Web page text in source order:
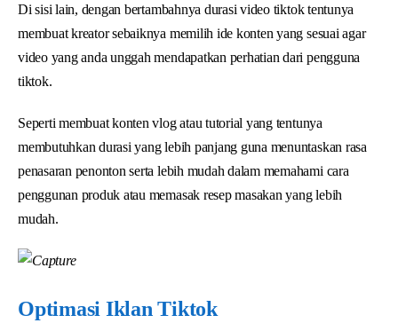
Di sisi lain, dengan bertambahnya durasi video tiktok tentunya
membuat kreator sebaiknya memilih ide konten yang sesuai agar
video yang anda unggah mendapatkan perhatian dari pengguna
tiktok.
Seperti membuat konten vlog atau tutorial yang tentunya
membutuhkan durasi yang lebih panjang guna menuntaskan rasa
penasaran penonton serta lebih mudah dalam memahami cara
penggunan produk atau memasak resep masakan yang lebih
mudah.
Optimasi Iklan Tiktok